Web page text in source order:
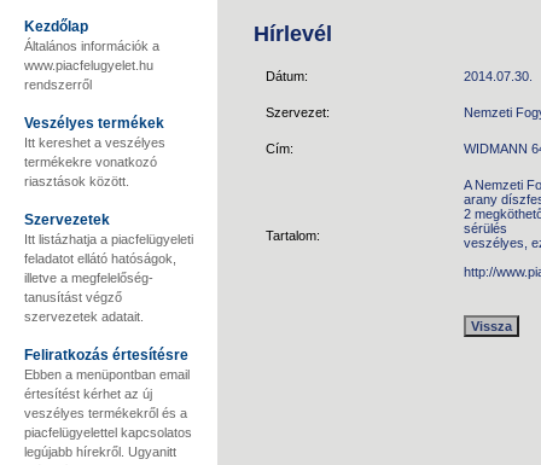
Kezdőlap
Általános információk a
www.piacfelugyelet.hu
rendszerről
Veszélyes termékek
Itt kereshet a veszélyes
termékekre vonatkozó
riasztások között.
Szervezetek
Itt listázhatja a piacfelügyeleti
feladatot ellátó hatóságok,
illetve a megfelelőség-
tanusítást végző
szervezetek adatait.
Feliratkozás értesítésre
Ebben a menüpontban email
értesítést kérhet az új
veszélyes termékekről és a
piacfelügyelettel kapcsolatos
legújabb hírekről. Ugyanitt
Hírlevél
Dátum: 2014.07.30.
Szervezet: Nemzeti
Cím: WIDMANN
Tartalom:
A Nemzeti
arany
2
sérülés
veszélyes,
http://